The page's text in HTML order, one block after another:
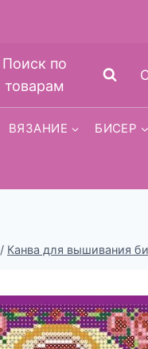
Поиск по
товарам
ВЯЗАНИЕ БИСЕР
/ Канва для вышивания